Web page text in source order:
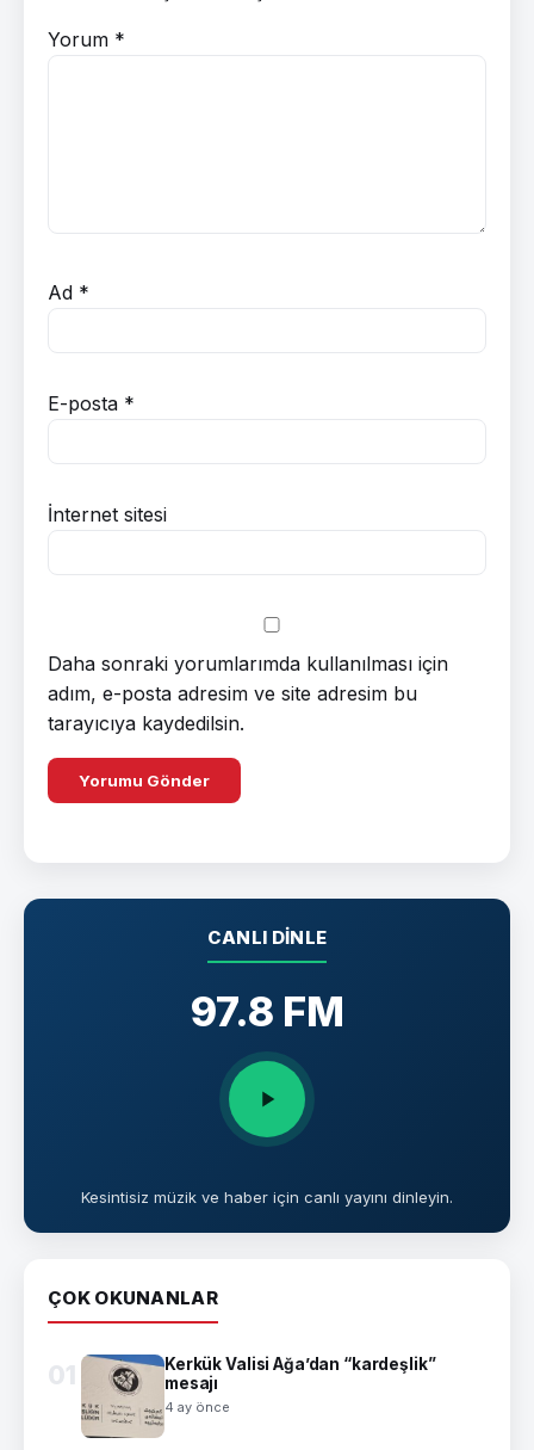
Yorum *
Ad *
E-posta *
İnternet sitesi
Daha sonraki yorumlarımda kullanılması için
adım, e-posta adresim ve site adresim bu
tarayıcıya kaydedilsin.
CANLI DINLE
97.8 FM
Kesintisiz müzik ve haber için canlı yayını dinleyin.
ÇOK OKUNANLAR
01
Kerkük Valisi Ağa’dan “kardeşlik”
mesajı
4 ay önce